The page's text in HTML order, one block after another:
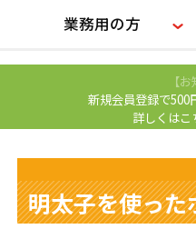
業務用の方
【
新規会員登録で500
詳しくはこ
明太子を使っ